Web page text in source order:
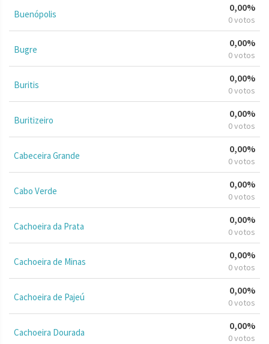
Buenópolis
0,00%
0 votos
Bugre
0,00%
0 votos
Buritis
0,00%
0 votos
Buritizeiro
0,00%
0 votos
Cabeceira Grande
0,00%
0 votos
Cabo Verde
0,00%
0 votos
Cachoeira da Prata
0,00%
0 votos
Cachoeira de Minas
0,00%
0 votos
Cachoeira de Pajeú
0,00%
0 votos
Cachoeira Dourada
0,00%
0 votos